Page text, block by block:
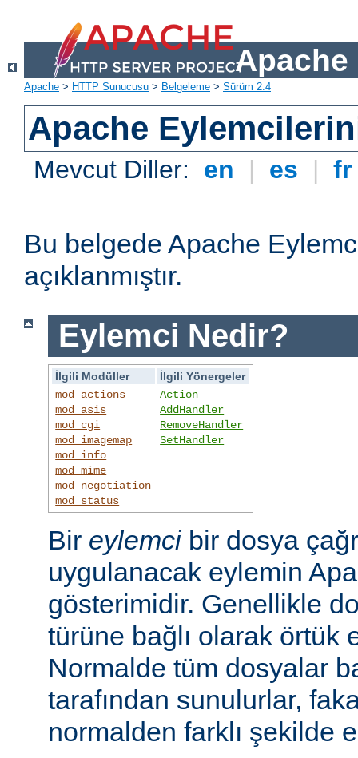
Apache
Apache > HTTP Sunucusu > Belgeleme > Sürüm 2.4
Apache
Mevcut Diller: en | es |
Bu belgede Apache
açıklanmıştır.
Eylemci Nedir?
İlgili Modüller
İlgili Yönergeler
mod_actions
mod_asis
mod_cgi
mod_imagemap
mod_info
mod_mime
mod_negotiation
mod_status
Action
AddHandler
RemoveHandler
SetHandler
Bir eylemcibir dosya
uygulanacak eylemin
gösterimidir. Genellikle
türüne bağlı olarak örtük
Normalde tüm dosyalar
tarafından sunulurlar,
normalden farklı şekilde